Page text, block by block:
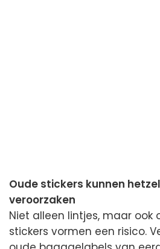
Oude stickers kunnen
veroorzaken
Niet alleen lintjes, maar ook
stickers vormen een risico.